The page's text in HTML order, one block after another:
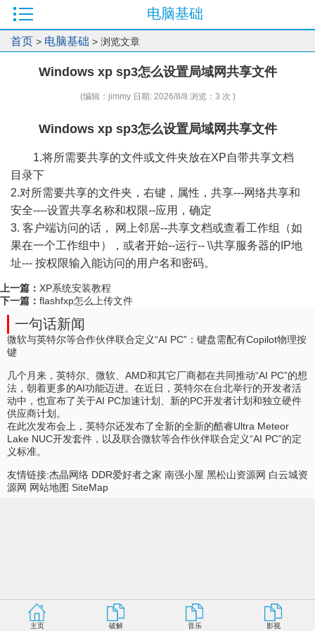
电脑基础
首页 > 电脑基础 > 浏览文章
Windows xp sp3怎么设置局域网共享文件
(编辑：jimmy 日期: 2026/8/8 浏览：3 次 )
Windows xp sp3怎么设置局域网共享文件
1.将所需要共享的文件或文件夹放在XP自带共享文档
目录下
2.对所需要共享的文件夹，右键，属性，共享---网络共享和
安全----设置共享名称和权限--应用，确定
3. 客户端访问的话， 网上邻居--共享文档或查看工作组（如
果在一个工作组中），或者开始--运行-- \\共享服务器的IP地
址--- 按权限输入能访问的用户名和密码。
上一篇： XP系统安装教程
下一篇： flashfxp怎么上传文件
一句话新闻
微软与英特尔等合作伙伴联合定义“AI PC”：键盘需配有Copilot物理按
键
几个月来，英特尔、微软、AMD和其它厂商都在共同推动“AI PC”的想
法，朝着更多的AI功能迈进。在近日，英特尔在台北举行的开发者活
动中，也宣布了关于AI PC加速计划、新的PC开发者计划和独立硬件
供应商计划。
在此次发布会上，英特尔还发布了全新的全新的酷睿Ultra Meteor
Lake NUC开发套件，以及联合微软等合作伙伴联合定义“AI PC”的定
义标准。
友情链接:杰晶网络 DDR爱好者之家 南强小屋 黑松山资源网 白云城资
源网 网站地图 SiteMap
主页 破解 音乐 影视